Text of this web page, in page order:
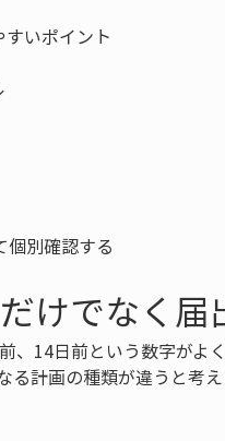
個別確認する
けでなく届
、14日前という数字がよ
る計画の種類が違うと考